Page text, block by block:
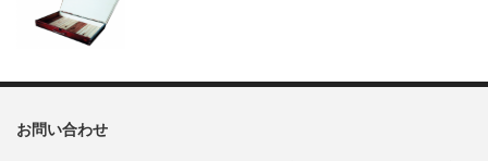
お問い合わせ